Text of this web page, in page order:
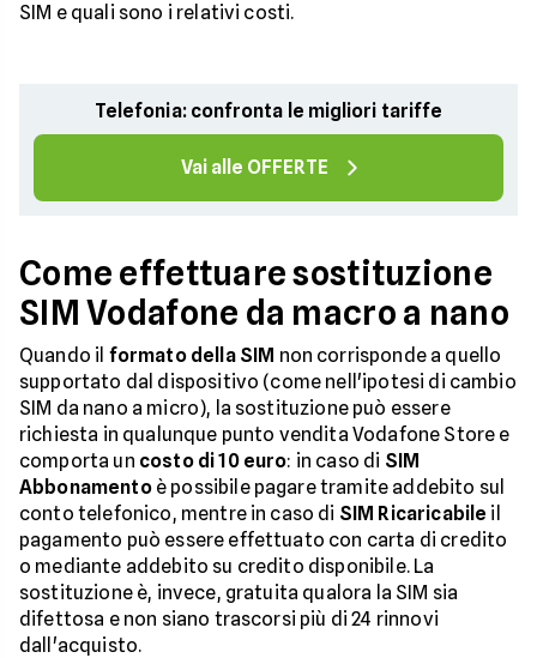
SIM e quali sono i relativi costi.
Telefonia: confronta le migliori tariffe
Vai alle OFFERTE
Come effettuare sostituzione
SIM Vodafone da macro a nano
Quando il formato della SIM non corrisponde a quello
supportato dal dispositivo (come nell'ipotesi di cambio
SIM da nano a micro), la sostituzione può essere
richiesta in qualunque punto vendita Vodafone Store e
comporta un costo di 10 euro: in caso di SIM
Abbonamentoè possibile pagare tramite addebito sul
conto telefonico, mentre in caso di SIM Ricaricabile il
pagamento può essere effettuato con carta di credito
o mediante addebito su credito disponibile. La
sostituzione è, invece, gratuita qualora la SIM sia
difettosa e non siano trascorsi più di 24 rinnovi
dall'acquisto.